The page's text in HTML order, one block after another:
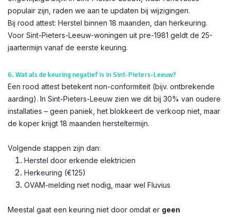
populair zijn, raden we aan te updaten bij wijzigingen.
Bij rood attest: Herstel binnen 18 maanden, dan herkeuring.
Voor Sint-Pieters-Leeuw-woningen uit pre-1981 geldt de 25-
jaartermijn vanaf de eerste keuring.
6. Wat als de keuring negatief is in Sint-Pieters-Leeuw?
Een rood attest betekent non-conformiteit (bijv. ontbrekende
aarding). In Sint-Pieters-Leeuw zien we dit bij 30% van oudere
installaties – geen paniek, het blokkeert de verkoop niet, maar
de koper krijgt 18 maanden hersteltermijn.
Volgende stappen zijn dan:
Herstel door erkende elektricien
Herkeuring (€125)
OVAM-melding niet nodig, maar wel Fluvius
Meestal gaat een keuring niet door omdat er geen